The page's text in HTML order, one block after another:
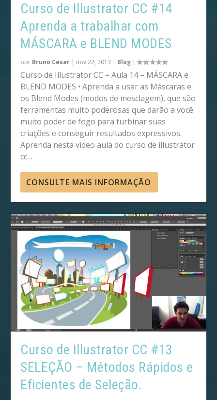
Curso de Illustrator CC #14
Aprenda a trabalhar com
MÁSCARA e BLEND MODES
por Bruno Cesar | nov 22, 2013 | Blog |
Curso de Illustrator CC – Aula 14 – MÁSCARA e
BLEND MODES • Aprenda a usar as Máscaras e
os Blend Modes (modos de mesclagem), que são
ferramentas muito poderosas que darão a você
muito poder de fogo para turbinar suas
criações e conseguir resultados expressivos.
Aprenda nesta video aula do curso de illustrator
cc…
CONSULTE MAIS INFORMAÇÃO
Curso de Illustrator CC #13
SELEÇÃO – Métodos Rápidos e
Eficientes de Seleção.